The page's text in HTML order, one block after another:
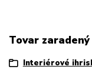
Tovar
Interiérové